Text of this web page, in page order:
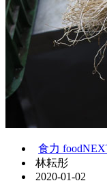
食力
林耘彤
2020-01-02